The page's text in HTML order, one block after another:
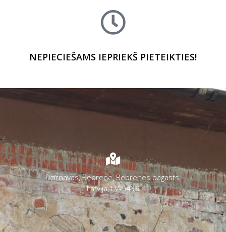
NEPIECIEŠAMS IEPRIEKŠ PIETEIKTIES!
Dzirnavas, Bebrene, Bebrenes pagasts,
Latvija, LV-5439